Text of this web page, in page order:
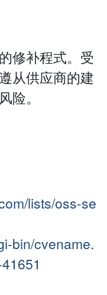
修补程式。受
从供应商的建
险。
lists/oss-se
bin/cvename.